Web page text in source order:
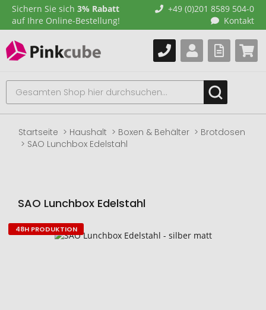
Sichern Sie sich 3% Rabatt
auf Ihre Online-Bestellung!
+49 (0)201 8589 504-0
Kontakt
Startseite Haushalt Boxen & Behälter
Brotdosen
SAO Lunchbox Edelstahl
SAO Lunchbox Edelstahl
Zum
48H PRODUKTION